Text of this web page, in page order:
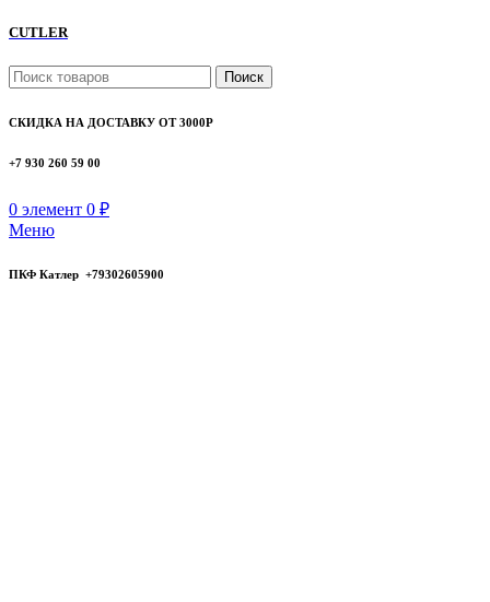
CUTLER
Поиск
СКИДКА НА ДОСТАВКУ ОТ 3000Р
+7 930 260 59 00
0 элемент 0 ₽
Меню
ПКФ Катлер +79302605900